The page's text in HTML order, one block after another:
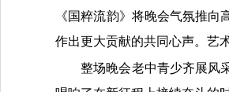
《国粹流韵》将晚会气氛推
作出更大贡献的共同心声。艺
整场晚会老中青少齐展风